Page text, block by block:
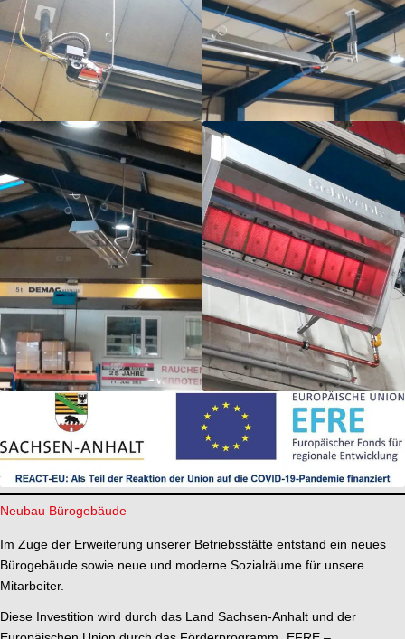
Neubau Bürogebäude
Im Zuge der Erweiterung unserer Betriebsstätte entstand ein neues
Bürogebäude sowie neue und moderne Sozialräume für unsere
Mitarbeiter.
Diese Investition wird durch das Land Sachsen-Anhalt und der